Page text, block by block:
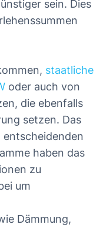
sein. Dies
staatliche
oder auch von
die ebenfalls
setzen. Das
haben das
zu
um
Dämmung,